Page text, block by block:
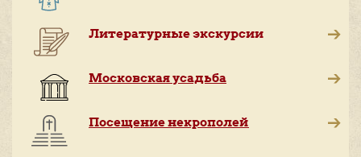
Литературные экскурсии
Московская усадьба
Посещение некрополей